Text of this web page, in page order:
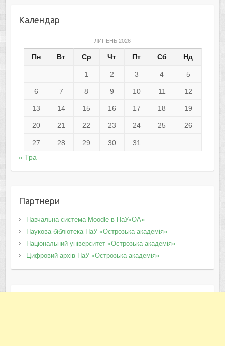
Календар
ЛИПЕНЬ 2026
Пн Вт Ср Чт Пт Сб Нд
1 2 3 4 5
6 7 8 9 10 11 12
13 14 15 16 17 18 19
20 21 22 23 24 25 26
27 28 29 30
31
« Тра
Партнери
Навчальна система Moodle в НаУ«ОА»
Наукова бібліотека НаУ «Острозька академія»
Національний університет «Острозька академія»
Цифровий архів НаУ «Острозька академія»